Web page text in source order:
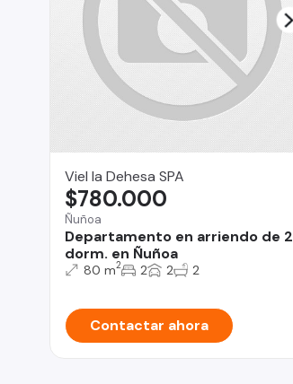
Viel la Dehesa SPA
Ñuñoa
Departamento en arriendo de 2
dorm. en Ñuñoa
$780.000
80 m2 2 2 2
Contactar ahora